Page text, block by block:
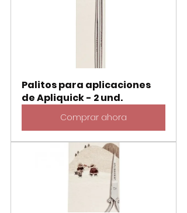
Palitos para aplicaciones
de Apliquick - 2 und.
Comprar ahora